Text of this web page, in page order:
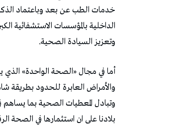
خدمات الطب عن بعد وباعتماد الذكاء
الداخلية بالمؤسسات الاستشفائية
وتعزيز السيادة الصحية.
أما في مجال «الصحة الواحدة» الذي
والأمراض العابرة للحدود بطريقة
وتبادل المعطيات الصحية بما يساهم
بلادنا على ان استثمارها في الصحة